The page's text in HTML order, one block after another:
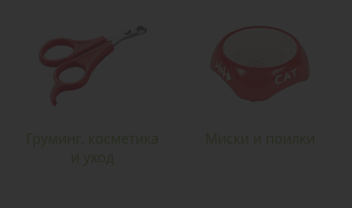
Груминг, косметика
и уход
Миски и поилки